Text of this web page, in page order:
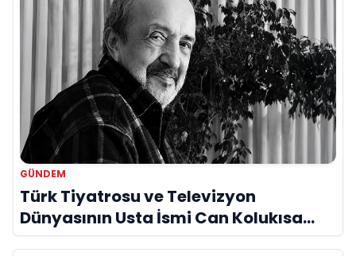
GÜNDEM
Türk Tiyatrosu ve Televizyon
Dünyasının Usta İsmi Can Kolukısa
Hayatını Kaybetti